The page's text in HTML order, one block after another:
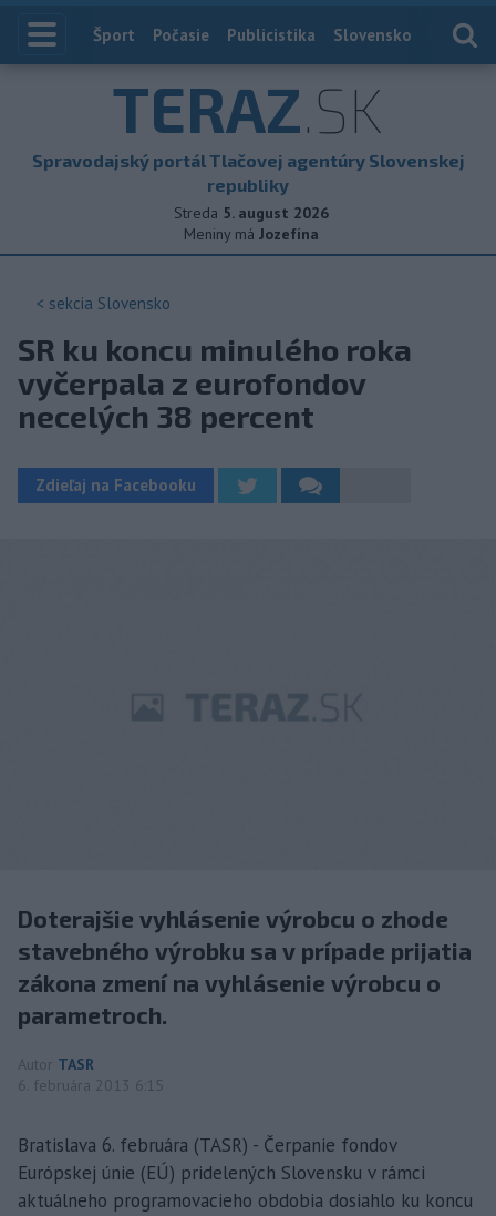
Index
Šport Počasie Publicistika Slovensko
TERAZ.SK
Spravodajský portál Tlačovej agentúry Slovenskej
republiky
Streda 5. august 2026
Meniny má Jozefína
< sekcia Slovensko
SR ku koncu minulého roka
vyčerpala z eurofondov
necelých 38 percent
Zdieľaj na Facebooku
Doterajšie vyhlásenie výrobcu o zhode
stavebného výrobku sa v prípade prijatia
zákona zmení na vyhlásenie výrobcu o
parametroch.
Autor TASR
6. februára 2013 6:15
Bratislava 6. februára (TASR) - Čerpanie fondov
Európskej únie (EÚ) pridelených Slovensku v rámci
aktuálneho programovacieho obdobia dosiahlo ku koncu